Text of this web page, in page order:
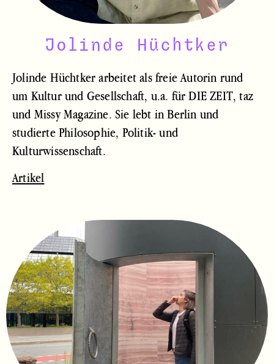
Jolinde Hüchtker
Jolinde Hüchtker arbeitet als freie Autorin rund
um Kultur und Gesellschaft, u.a. für DIE ZEIT, taz
und Missy Magazine. Sie lebt in Berlin und
studierte Philosophie, Politik- und
Kulturwissenschaft.
Artikel